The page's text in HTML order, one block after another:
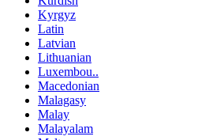
Kyrgyz
Latin
Latvian
Lithuanian
Luxembou..
Macedonian
Malagasy
Malay
Malayalam